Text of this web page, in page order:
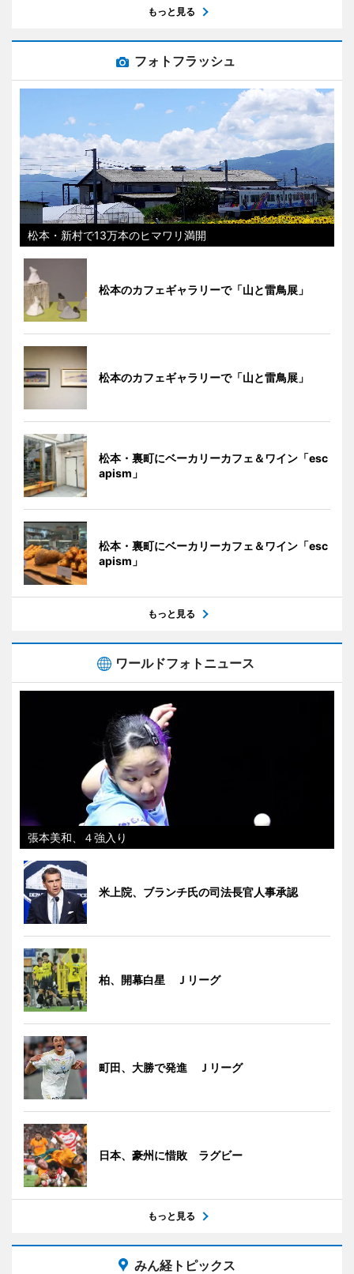
もっと見る
フォトフラッシュ
松本・新村で13万本のヒマワリ満開
松本のカフェギャラリーで「山と雷鳥展」
松本のカフェギャラリーで「山と雷鳥展」
松本・裏町にベーカリーカフェ＆ワイン「esc
apism」
松本・裏町にベーカリーカフェ＆ワイン「esc
apism」
もっと見る
ワールドフォトニュース
張本美和、４強入り
米上院、ブランチ氏の司法長官人事承認
柏、開幕白星 Ｊリーグ
町田、大勝で発進 Ｊリーグ
日本、豪州に惜敗 ラグビー
もっと見る
みん経トピックス